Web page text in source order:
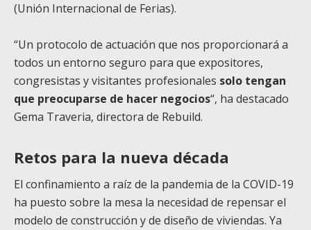
(Unión Internacional de Ferias).
“Un protocolo de actuación que nos proporcionará a
todos un entorno seguro para que expositores,
congresistas y visitantes profesionales solo tengan
que preocuparse de hacer negocios“, ha destacado
Gema Traveria, directora de Rebuild.
Retos para la nueva década
El confinamiento a raíz de la pandemia de la COVID-19
ha puesto sobre la mesa la necesidad de repensar el
modelo de construcción y de diseño de viviendas. Ya